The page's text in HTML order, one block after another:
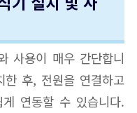
사용이 매우 간단합니
한 후, 전원을 연결하고
연동할 수 있습니다.